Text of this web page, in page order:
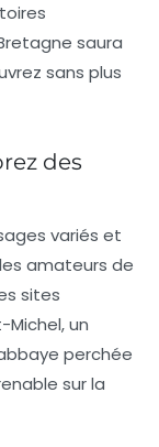
saura
sans plus
des
variés et
amateurs de
sites
un
perchée
sur la